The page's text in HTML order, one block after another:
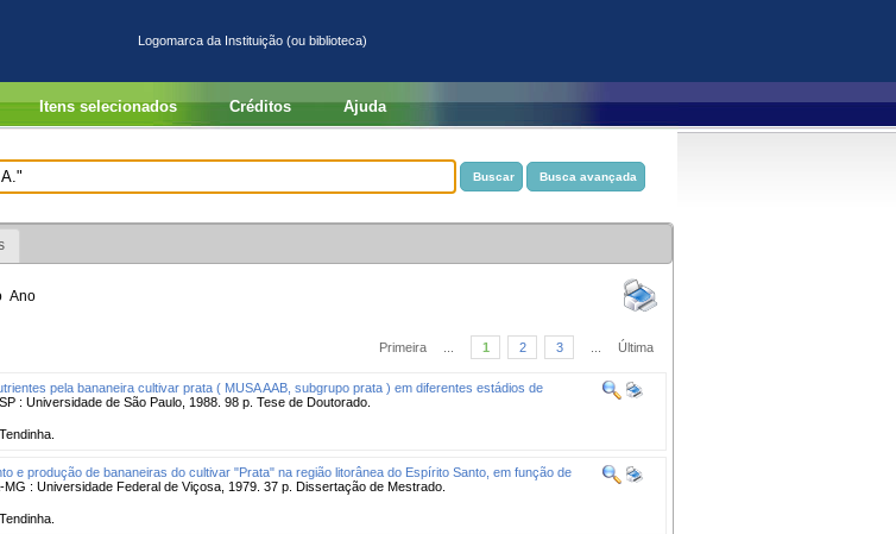
Logomarca da Instituição (ou biblioteca)
Itens selecionados Créditos Ajuda
Ano
Primeira 1 2 3 Última
pela bananeira cultivar prata ( MUSA AAB, subgrupo prata ) em diferentes estádios de
: Universidade de São Paulo, 1988. 98 p. Tese de Doutorado.
e produção de bananeiras do cultivar "Prata" na região litorânea do Espírito Santo, em função de
MG : Universidade Federal de Viçosa, 1979. 37 p. Dissertação de Mestrado.